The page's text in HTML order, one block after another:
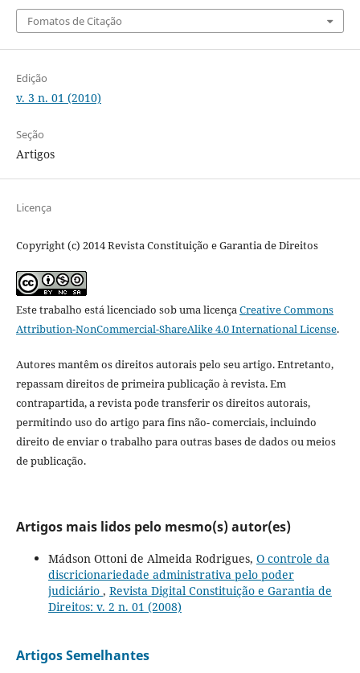
Fomatos de Citação
Edição
v. 3 n. 01 (2010)
Seção
Artigos
Licença
Copyright (c) 2014 Revista Constituição e Garantia de Direitos
Este trabalho está licenciado sob uma licençaCreative Commons
Attribution-NonCommercial-ShareAlike 4.0 International License.
Autores mantêm os direitos autorais pelo seu artigo. Entretanto,
repassam direitos de primeira publicação à revista. Em
contrapartida, a revista pode transferir os direitos autorais,
permitindo uso do artigo para fins não- comerciais, incluindo
direito de enviar o trabalho para outras bases de dados ou meios
de publicação.
Artigos mais lidos pelo mesmo(s) autor(es)
Mádson Ottoni de Almeida Rodrigues, O controle da
discricionariedade administrativa pelo poder
judiciário , Revista Digital Constituição e Garantia de
Direitos: v. 2 n. 01 (2008)
Artigos Semelhantes